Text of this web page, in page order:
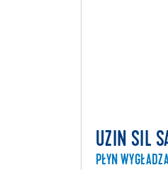
UZIN SIL
PŁYN